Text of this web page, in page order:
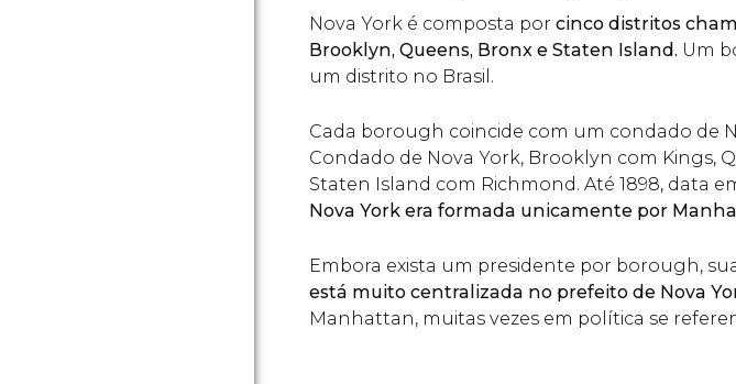
Nova York é composta por cinco distritos
Brooklyn, Queens, Bronx e Staten Island. Um
um distrito no Brasil.
Cada borough coincide com um condado de
Condado de Nova York, Brooklyn com Kings,
Staten Island com Richmond. Até 1898, data
Nova York era formada unicamente por
Embora exista um presidente por borough,
está muito centralizada no prefeito de Nova
Manhattan, muitas vezes em política se